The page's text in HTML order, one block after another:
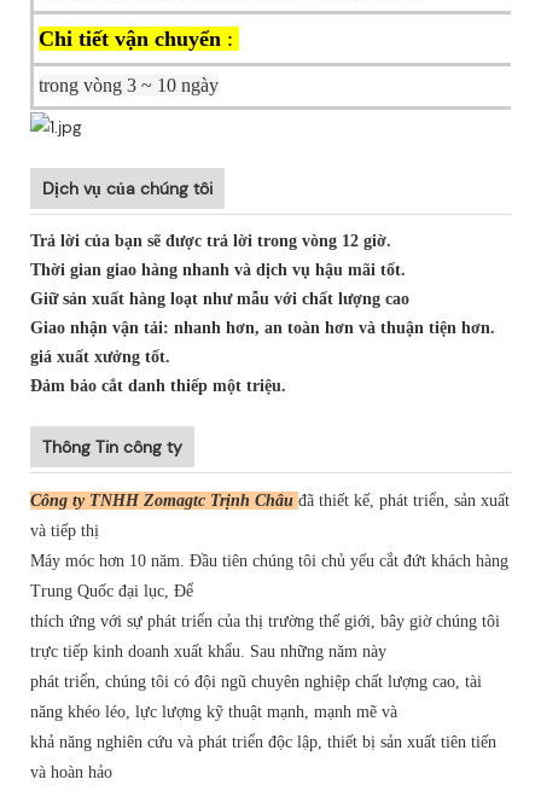
Chi tiết vận chuyển :
trong vòng 3 ~ 10 ngày
Dịch vụ của chúng tôi
Trả lời của bạn sẽ được trả lời trong vòng 12 giờ.
Thời gian giao hàng nhanh và dịch vụ hậu mãi tốt.
Giữ sản xuất hàng loạt như mẫu với chất lượng cao
Giao nhận vận tải: nhanh hơn, an toàn hơn và thuận tiện hơn.
giá xuất xưởng tốt.
Đảm bảo cắt danh thiếp một triệu.
Thông Tin công ty
Công ty TNHH Zomagtc Trịnh Châu đã thiết kế, phát triển, sản xuất
và tiếp thị
Máy móc hơn 10 năm. Đầu tiên chúng tôi chủ yếu cắt đứt khách hàng
Trung Quốc đại lục, Để
thích ứng với sự phát triển của thị trường thế giới, bây giờ chúng tôi
trực tiếp kinh doanh xuất khẩu. Sau những năm này
phát triển, chúng tôi có đội ngũ chuyên nghiệp chất lượng cao, tài
năng khéo léo, lực lượng kỹ thuật mạnh, mạnh mẽ và
khả năng nghiên cứu và phát triển độc lập, thiết bị sản xuất tiên tiến
và hoàn hảo